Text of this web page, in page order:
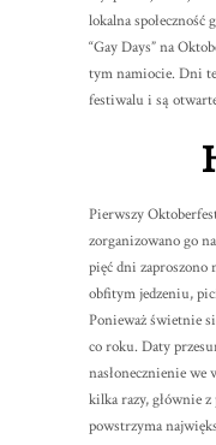
lokalna społeczność
“Gay Days” na
tym namiocie. Dni
festiwalu i są
Pierwszy
zorganizowano go
pięć dni zaproszono
obfitym jedzeniu,
Ponieważ świetnie
co roku. Daty
nasłonecznienie
kilka razy, głównie
powstrzyma